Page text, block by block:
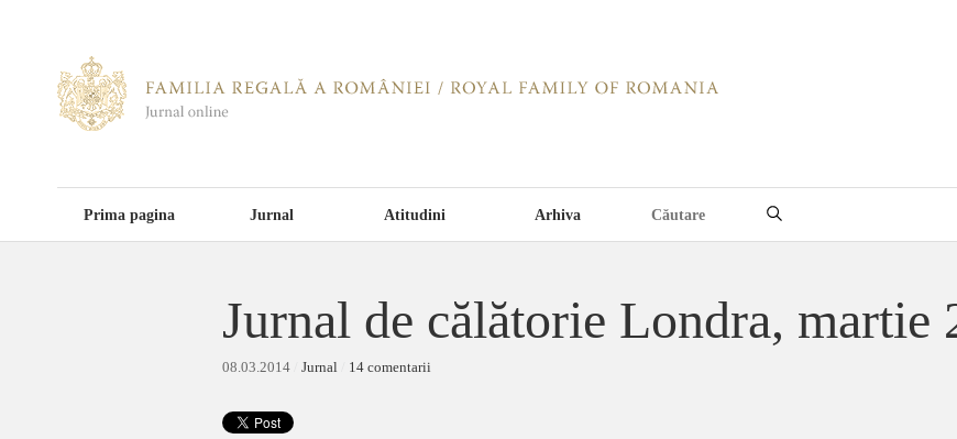
Prima pagina Jurnal Atitudini Arhiva
Jurnal de călătorie Londra, martie
08.03.2014 Jurnal 14 comentarii